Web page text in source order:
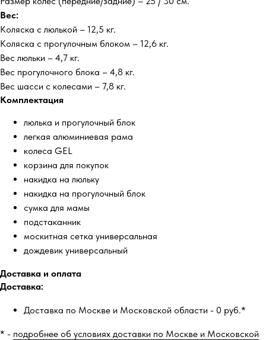
Вес:
Коляска с люлькой – 12,5 кг.
Коляска с прогулочным блоком – 12,6 кг.
Вес люльки – 4,7 кг.
Вес прогулочного блока – 4,8 кг.
Вес шасси с колесами – 7,8 кг.
Комплектация
люлька и прогулочный блок
легкая алюминиевая рама
колеса GEL
корзина для покупок
накидка на люльку
накидка на прогулочный блок
сумка для мамы
подстаканник
москитная сетка универсальная
дождевик универсальный
Доставка и оплата
Доставка:
Доставка по Москве и Московской области - 0 руб.*
* - подробнее об условиях доставки по Москве и Московской